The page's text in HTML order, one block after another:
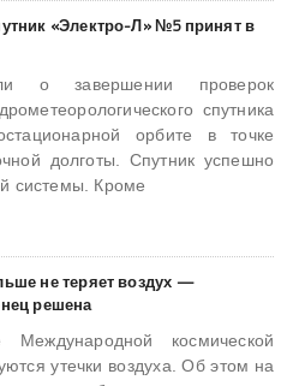
«Электро-Л» №5 принят в
о завершении проверок
спутника
орбите в точке
долготы. Спутник успешно
системы. Кроме
не теряет воздух —
решена
космической
утечки воздуха. Об этом на